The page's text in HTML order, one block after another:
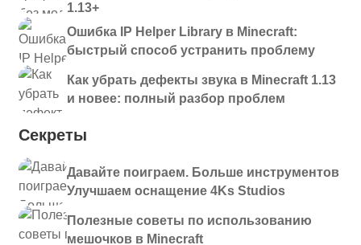
1.13+
Ошибка IP Helper Library в Minecraft:
быстрый способ устранить проблему
Как убрать дефекты звука в Minecraft 1.13
и новее: полный разбор проблем
Секреты
Давайте поиграем. Больше инструментов
Улучшаем оснащение 4Ks Studios
Полезные советы по использованию
мешочков в Minecraft